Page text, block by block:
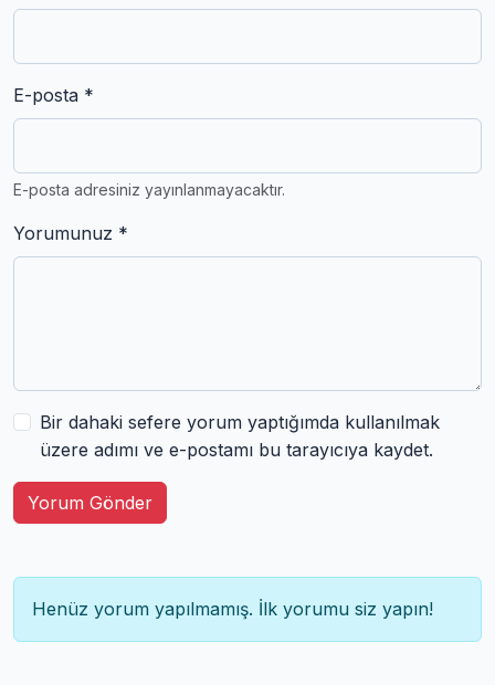
E-posta *
E-posta adresiniz yayınlanmayacaktır.
Yorumunuz *
Bir dahaki sefere yorum yaptığımda kullanılmak
üzere adımı ve e-postamı bu tarayıcıya kaydet.
Yorum Gönder
Henüz yorum yapılmamış. İlk yorumu siz yapın!